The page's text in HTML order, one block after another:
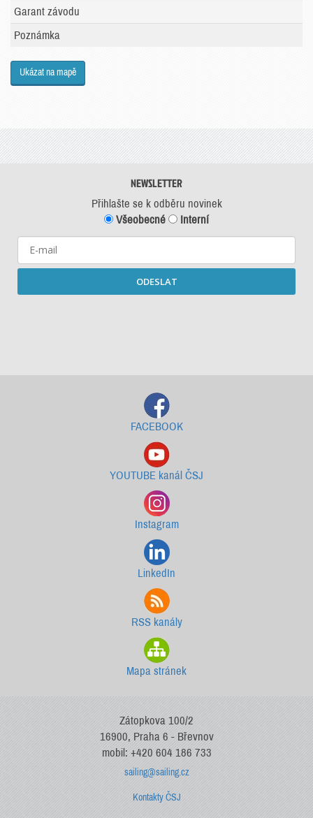
Garant závodu
Poznámka
Ukázat na mapě
NEWSLETTER
Přihlašte se k odběru novinek
Všeobecné
Interní
ODESLAT
FACEBOOK
YOUTUBE kanál ČSJ
Instagram
LinkedIn
RSS kanály
Mapa stránek
Zátopkova 100/2
16900, Praha 6 - Břevnov
mobil: +420 604 186 733
sailing@sailing.cz
Kontakty ČSJ